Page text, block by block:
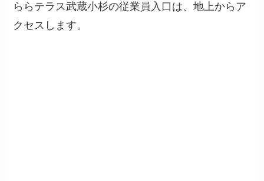
ららテラス武蔵小杉の従業員入口は、地上からア
クセスします。